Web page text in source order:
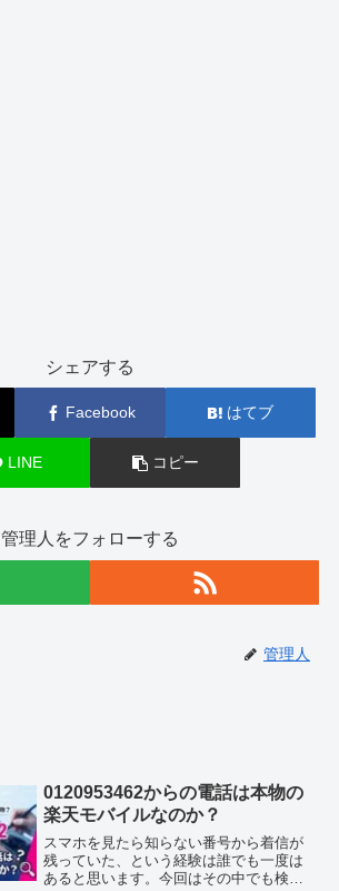
シェアする
Facebook はてブ
LINE コピー
管理人をフォローする
管理人
0120953462からの電話は本物の
楽天モバイルなのか？
スマホを見たら知らない番号から着信が
残っていた、という経験は誰でも一度は
あると思います。今回はその中でも検索